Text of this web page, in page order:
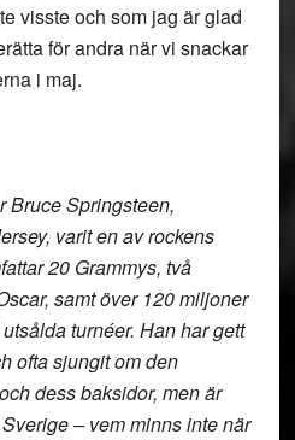
visste och som jag är glad
för andra när vi snackar
i maj.
Bruce Springsteen,
varit en av rockens
20 Grammys, två
samt över 120 miljoner
turnéer. Han har gett
ofta sjungit om den
dess baksidor, men är
– vem minns inte när